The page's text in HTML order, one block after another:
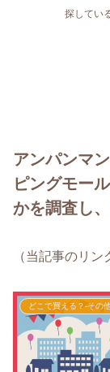
探してい
アンパンマ
ピングモー
かを調査し
（当記事のリン
どこで買える？-その